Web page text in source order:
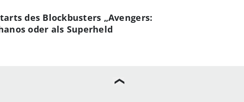
des Blockbusters „Avengers:
oder als Superheld